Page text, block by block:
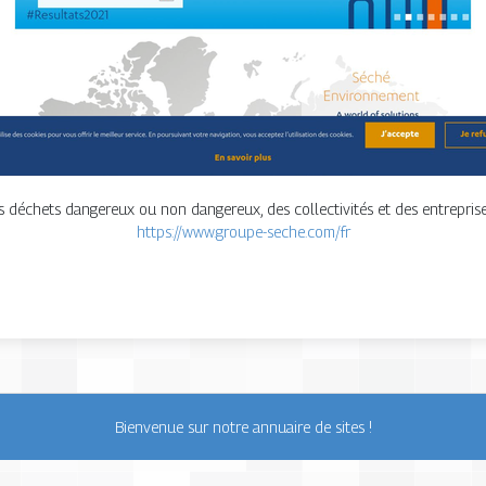
dangereux ou non dangereux, des collectivités et des
https://www.groupe-seche.com/fr
Bienvenue sur notre annuaire de sites !